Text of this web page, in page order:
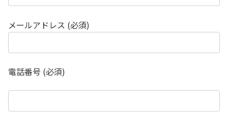
メールアドレス (必須)
電話番号 (必須)